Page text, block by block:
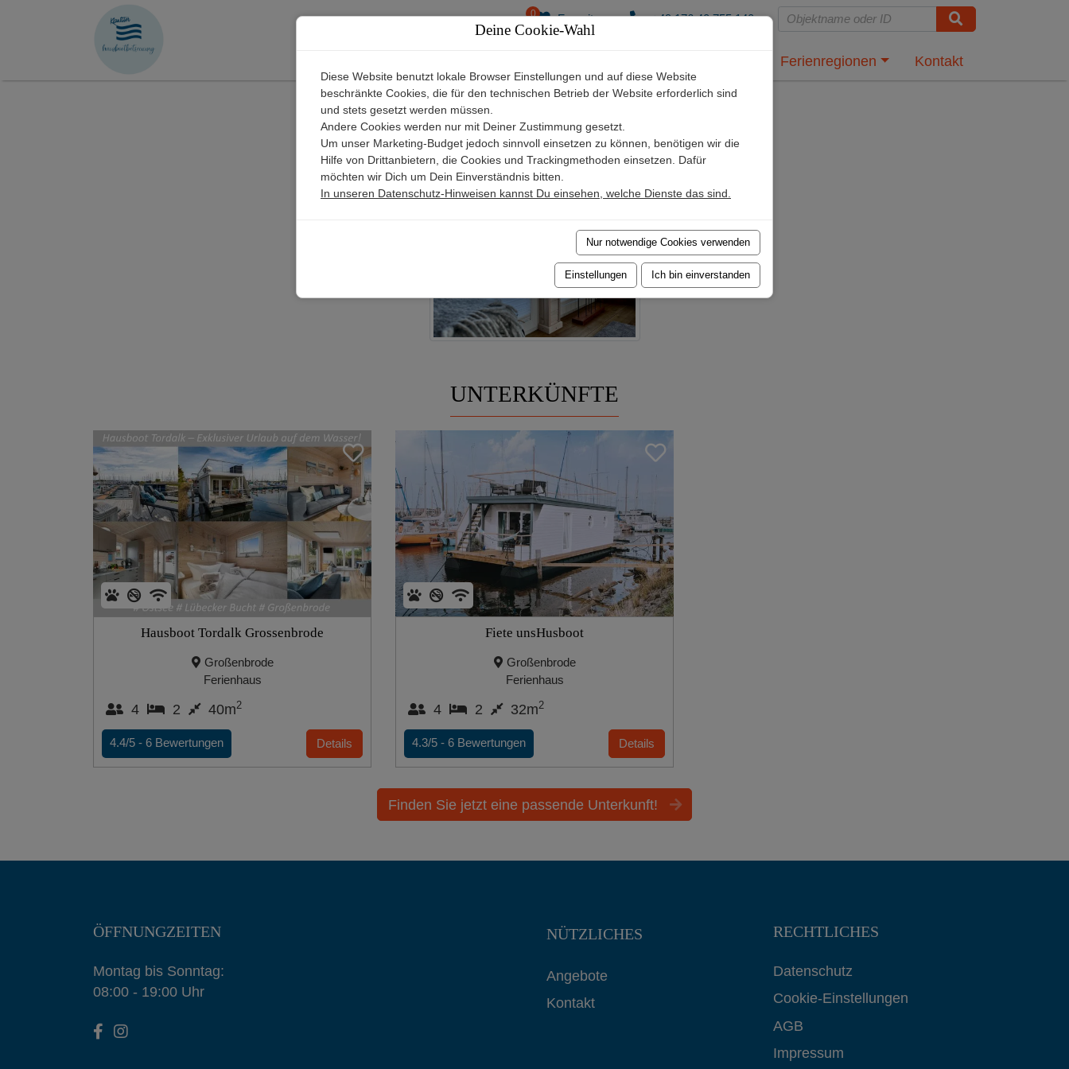
0 Favoriten +49 176 40 755 140
Ferienregionen Kontakt
GROSSENBRODE
UNTERKÜNFTE
Hausboot Tordalk Grossenbrode
Großenbrode
Ferienhaus
4 2 40m2
Details
4.4/5 - 6 Bewertungen
Fiete unsHusboot
Großenbrode
Ferienhaus
4 2 32m2
Details
4.3/5 - 6 Bewertungen
Finden Sie jetzt eine passende Unterkunft!
ÖFFNUNGZEITEN
Montag bis Sonntag:
08:00 - 19:00 Uhr
NÜTZLICHES
Angebote
Kontakt
RECHTLICHES
Datenschutz
Cookie-Einstellungen
AGB
Impressum
Deine Cookie-Wahl
Diese Website benutzt lokale Browser Einstellungen und auf diese Website
beschränkte Cookies, die für den technischen Betrieb der Website erforderlich sind
und stets gesetzt werden müssen.
Andere Cookies werden nur mit Deiner Zustimmung gesetzt.
Um unser Marketing-Budget jedoch sinnvoll einsetzen zu können, benötigen wir die
Hilfe von Drittanbietern, die Cookies und Trackingmethoden einsetzen. Dafür
möchten wir Dich um Dein Einverständnis bitten.
In unseren Datenschutz-Hinweisen kannst Du einsehen, welche Dienste das sind.
Nur notwendige Cookies verwenden
Einstellungen Ich bin einverstanden